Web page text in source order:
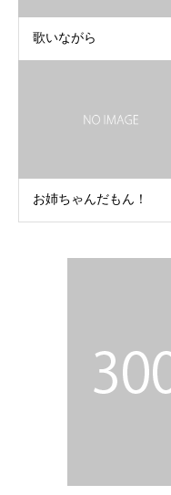
歌いながら
お姉ちゃんだもん！